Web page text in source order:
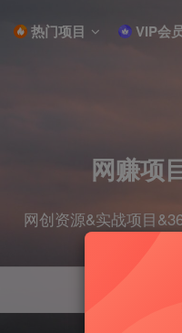
热门项目 VIP会
网赚项
网创资源&实战项目